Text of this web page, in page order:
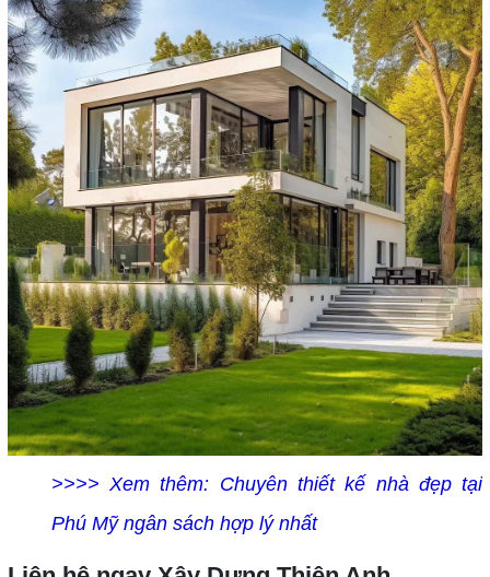
>>>> Xem thêm: Chuyên thiết kế nhà đẹp tại
Phú Mỹ ngân sách hợp lý nhất